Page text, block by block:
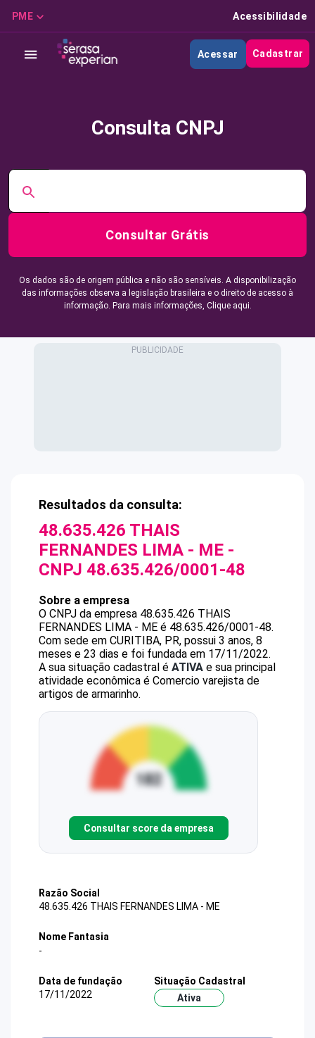
PME Acessibilidade
Acessar Cadastrar
Consulta CNPJ
Consultar Grátis
Os dados são de origem pública e não são sensíveis. A disponibilização
das informações observa a legislação brasileira e o direito de acesso à
informação. Para mais informações, Clique aqui.
Resultados da consulta:
48.635.426 THAIS
FERNANDES LIMA - ME -
CNPJ 48.635.426/0001-48
Sobre a empresa
O CNPJ da empresa 48.635.426 THAIS
FERNANDES LIMA - ME é 48.635.426/0001-48.
Com sede em CURITIBA, PR, possui 3 anos, 8
meses e 23 dias e foi fundada em 17/11/2022.
A sua situação cadastral é ATIVA e sua principal
atividade econômica é Comercio varejista de
artigos de armarinho.
Consultar score da empresa
Razão Social
48.635.426 THAIS FERNANDES LIMA - ME
Nome Fantasia
-
Data de fundação
17/11/2022
Situação Cadastral
Ativa